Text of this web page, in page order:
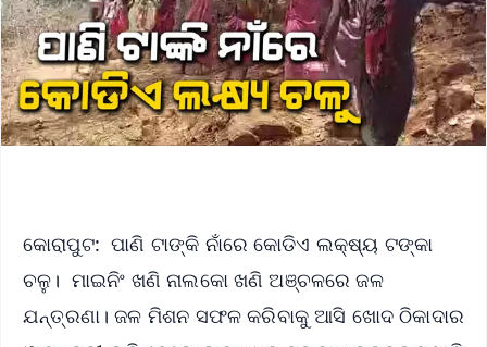
କୋରାପୁଟ: ପାଣି ଟାଙ୍କି ନାଁରେ କୋଡିଏ ଲକ୍ଷ୍ୟ ଟଙ୍କା
ଚଳୁ। ମାଇନିଂ ଖଣି ନାଲକୋ ଖଣି ଅଞ୍ଚଳରେ ଜଳ
ଯନ୍ତ୍ରଣା। ଜଳ ମିଶନ ସଫଳ କରିବାକୁ ଆସି ଖୋଦ ଠିକାଦାର